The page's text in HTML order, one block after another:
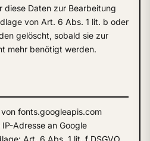
Daten zur Bearbeitung
von Art. 6 Abs. 1 lit. b oder
gelöscht, sobald sie zur
mehr benötigt werden.
fonts.googleapis.com
Adresse an Google
Art. 6 Abs. 1 lit. f DSGVO